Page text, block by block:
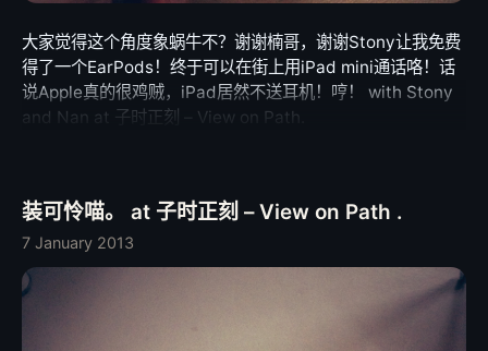
大家觉得这个角度象蜗牛不？谢谢楠哥，谢谢Stony让我免费
得了一个EarPods！终于可以在街上用iPad mini通话咯！话
说Apple真的很鸡贼，iPad居然不送耳机！哼！ with Stony
and Nan at 子时正刻 – View on Path.
装可怜喵。 at 子时正刻 – View on Path .
7 January 2013